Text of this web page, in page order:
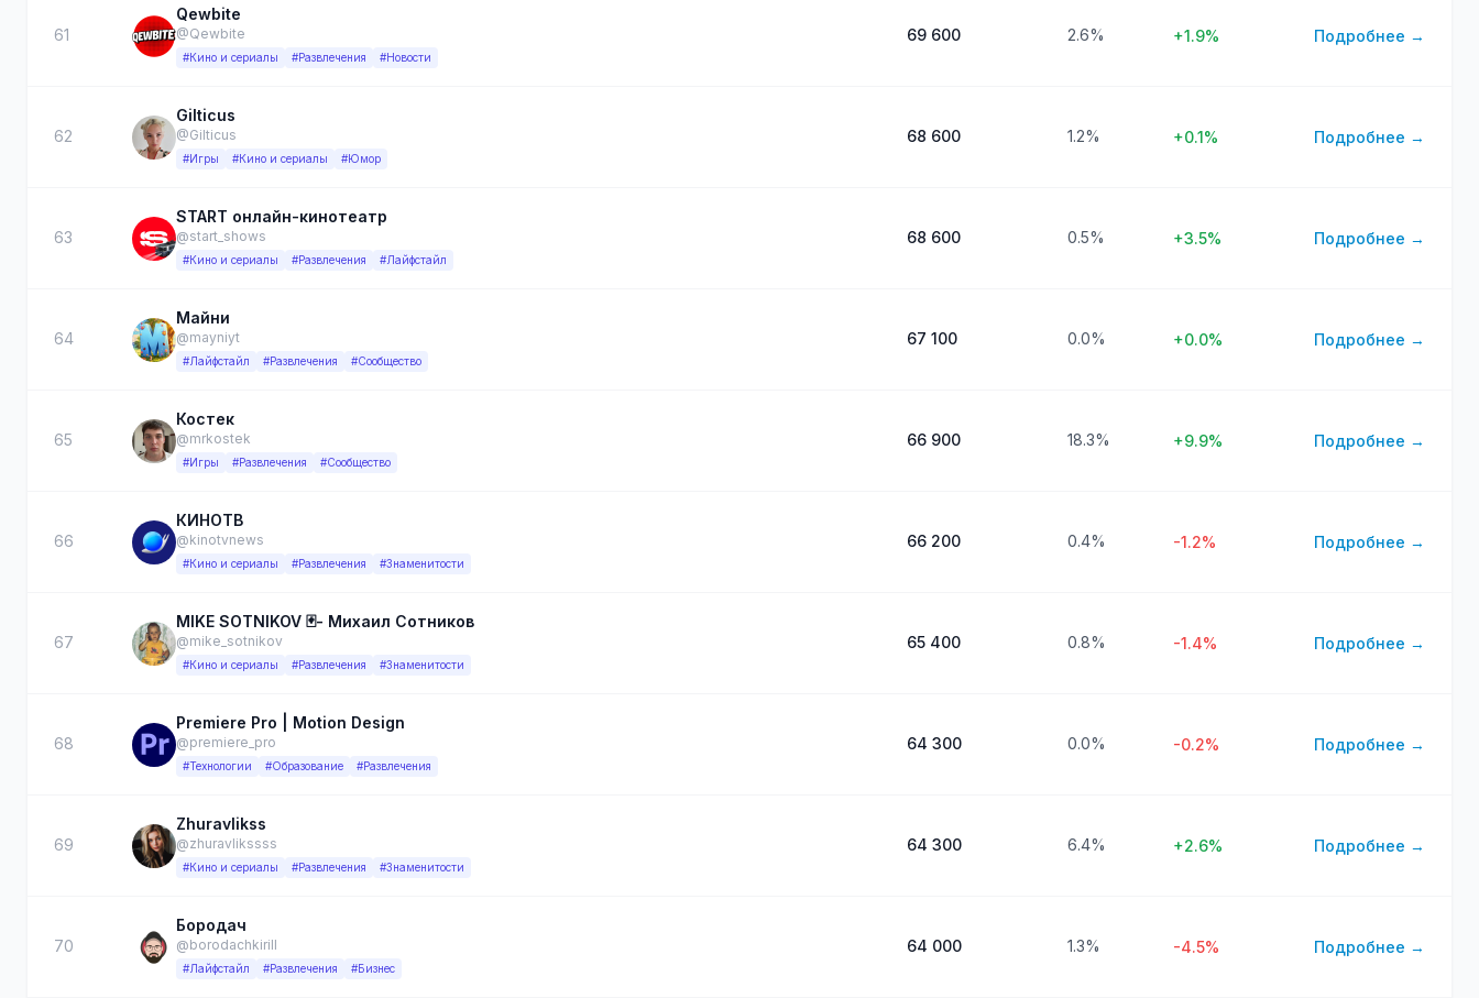
61
Qewbite
@Qewbite
#Кино и сериалы #Развлечения #Новости
69 600 2.6% +1.9% Подробнее →
62
Gilticus
@Gilticus
#Игры #Кино и сериалы #Юмор
68 600 1.2% +0.1% Подробнее →
63
START онлайн-кинотеатр
@start_shows
#Кино и сериалы #Развлечения #Лайфстайл
68 600 0.5% +3.5% Подробнее →
64
Майни
@mayniyt
#Лайфстайл #Развлечения #Сообщество
67 100 0.0% +0.0% Подробнее →
65
Костек
@mrkostek
#Игры #Развлечения #Сообщество
66 900 18.3% +9.9% Подробнее →
66
КИНОТВ
@kinotvnews
#Кино и сериалы #Развлечения #Знаменитости
66 200 0.4% -1.2% Подробнее →
67
MIKE SOTNIKOV 🃏- Михаил Сотников
@mike_sotnikov
#Кино и сериалы #Развлечения #Знаменитости
65 400 0.8% -1.4% Подробнее →
68
Premiere Pro | Motion Design
@premiere_pro
#Технологии #Образование #Развлечения
64 300 0.0% -0.2% Подробнее →
69
Zhuravlikss
@zhuravlikssss
#Кино и сериалы #Развлечения #Знаменитости
64 300 6.4% +2.6% Подробнее →
70
Бородач
@borodachkirill
#Лайфстайл #Развлечения #Бизнес
64 000 1.3% -4.5% Подробнее →